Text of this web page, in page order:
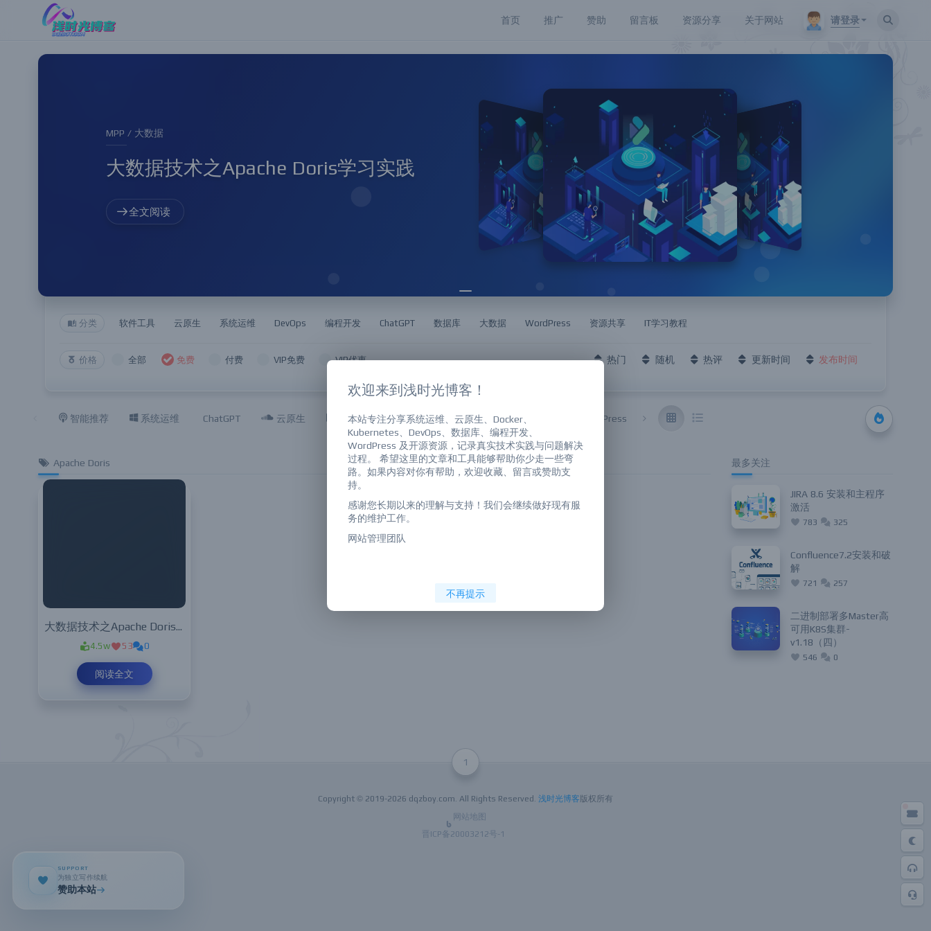
首页 推广 赞助 留言板 资源分享 关于网站 请登录
MPP / 大数据
大数据技术之Apache Doris学习实践
全文阅读
分类 软件工具 云原生 系统运维 DevOps 编程开发 ChatGPT 数据库 大数据 WordPress 资源共享 IT学习教程
价格 全部 免费 付费 VIP免费 VIP优惠 发布时间
更新时间
热评
随机
热门
智能推荐 系统运维 ChatGPT 云原生 DevOps 编程开发 大数据 数据库 WordPress 资源共享
Apache Doris
大数据技术之Apache Doris学习实践
4.5w 53 0
阅读全文
最多关注
JIRA 8.6 安装和主程序
激活
783 325
Confluence7.2安装和破
解
721 257
二进制部署多Master高
可用K8S集群-
v1.18（四）
546 0
1
Copyright © 2019-2026 dqzboy.com. All Rights Reserved. 浅时光博客 版权所有
网站地图
晋ICP备20003212号-1
SUPPORT
为独立写作续航
赞助本站
欢迎来到浅时光博客！
本站专注分享系统运维、云原生、Docker、
Kubernetes、DevOps、数据库、编程开发、
WordPress 及开源资源，记录真实技术实践与问题解决
过程。 希望这里的文章和工具能够帮助你少走一些弯
路。如果内容对你有帮助，欢迎收藏、留言或赞助支
持。
感谢您长期以来的理解与支持！我们会继续做好现有服
务的维护工作。
网站管理团队
不再提示